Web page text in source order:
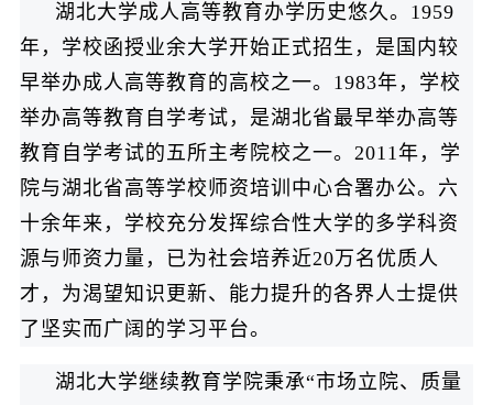
湖北大学成人高等教育办学历史悠久。1959
年，学校函授业余大学开始正式招生，是国内较
早举办成人高等教育的高校之一。1983年，学校
举办高等教育自学考试，是湖北省最早举办高等
教育自学考试的五所主考院校之一。2011年，学
院与湖北省高等学校师资培训中心合署办公。六
十余年来，学校充分发挥综合性大学的多学科资
源与师资力量，已为社会培养近20万名优质人
才，为渴望知识更新、能力提升的各界人士提供
了坚实而广阔的学习平台。
湖北大学继续教育学院秉承“市场立院、质量